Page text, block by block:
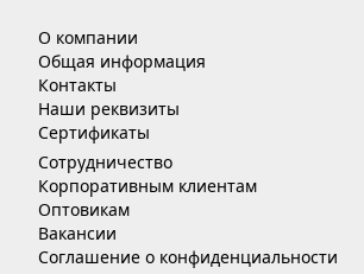
О компании
Общая информация
Контакты
Наши реквизиты
Сертификаты
Сотрудничество
Корпоративным клиентам
Оптовикам
Вакансии
Соглашение о конфиденциальности